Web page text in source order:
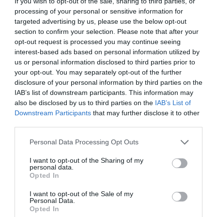
processing of your personal or sensitive information for
targeted advertising by us, please use the below opt-out
section to confirm your selection. Please note that after your
opt-out request is processed you may continue seeing
interest-based ads based on personal information utilized by
us or personal information disclosed to third parties prior to
your opt-out. You may separately opt-out of the further
disclosure of your personal information by third parties on the
IAB’s list of downstream participants. This information may
also be disclosed by us to third parties on the IAB’s List of
Downstream Participants that may further disclose it to other
Personal Data Processing Opt Outs
I want to opt-out of the Sharing of my
personal data.
Opted In
I want to opt-out of the Sale of my
Personal Data.
Opted In
públicas sus predicciones de crecimiento, en las que España era la
única economía avanzada menos afectada por los aranceles de Donald
Trump, los aparatos de propaganda sanchista y monclovita se lanzaron
a tirar fuegos artificiales con la única intención de defender...
España, a la cola de las indemnizaciones
por despido improcedente
ERNESTO CARRATALÁ 01/05/2025
El Comité Europeo de Derechos Sociales insiste.
España incumple la Carta Social Europea en lo que se
refiere a la cuantía de las indemnizaciones por
despido improcedente. Es el segundo aviso de la
institución que se pronunció el año pasado a
requerimiento de UGT y ahora lo vuelve a hacer,...